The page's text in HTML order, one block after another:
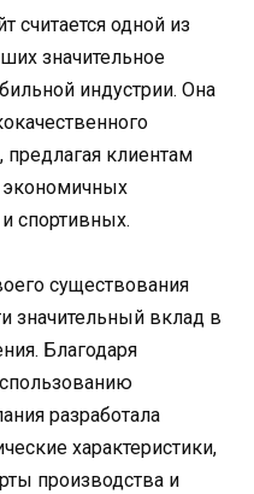
считается одной из
значительное
индустрии. Она
предлагая клиентам
спортивных.
существования
значительный вклад в
Благодаря
разработала
характеристики,
производства и